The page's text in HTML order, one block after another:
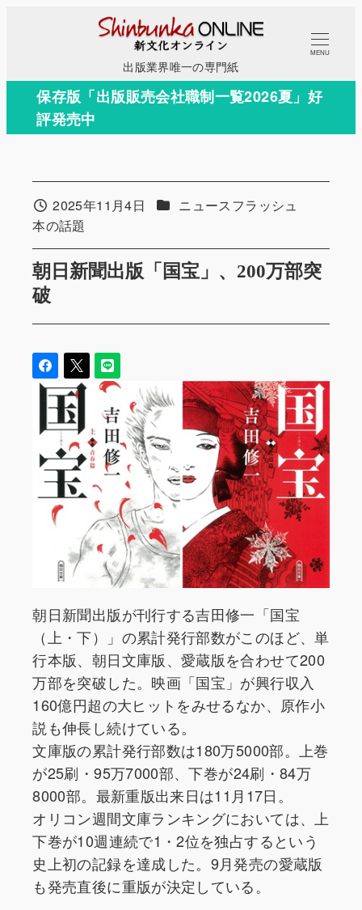
コ
テ
出版業界唯一の専門紙
MENU
保存版「出版販売会社職制一覧2026夏」好
評発売中
朝日新聞出版「国宝」、200万部突
破
投稿日2025年11月4日 カテゴリー
ニュースフラッシュ
カテゴリー
本の話題
朝日新聞出版が刊行する吉田修一「国宝
（上・下）」の累計発行部数がこのほど、単
行本版、朝日文庫版、愛蔵版を合わせて200
万部を突破した。映画「国宝」が興行収入
160億円超の大ヒットをみせるなか、原作小
説も伸長し続けている。
文庫版の累計発行部数は180万5000部。上巻
が25刷・95万7000部、下巻が24刷・84万
8000部。最新重版出来日は11月17日。
オリコン週間文庫ランキングにおいては、上
下巻が10週連続で1・2位を独占するという
史上初の記録を達成した。9月発売の愛蔵版
も発売直後に重版が決定している。